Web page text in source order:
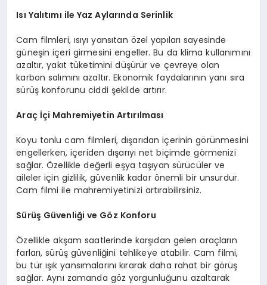
Isı Yalıtımı ile Yaz Aylarında Serinlik
Cam filmleri, ısıyı yansıtan özel yapıları sayesinde
güneşin içeri girmesini engeller. Bu da klima kullanımını
azaltır, yakıt tüketimini düşürür ve çevreye olan
karbon salımını azaltır. Ekonomik faydalarının yanı sıra
sürüş konforunu ciddi şekilde artırır.
Araç İçi Mahremiyetin Artırılması
Koyu tonlu cam filmleri, dışarıdan içerinin görünmesini
engellerken, içeriden dışarıyı net biçimde görmenizi
sağlar. Özellikle değerli eşya taşıyan sürücüler ve
aileler için gizlilik, güvenlik kadar önemli bir unsurdur.
Cam filmi ile mahremiyetinizi artırabilirsiniz.
Sürüş Güvenliği ve Göz Konforu
Özellikle akşam saatlerinde karşıdan gelen araçların
farları, sürüş güvenliğini tehlikeye atabilir. Cam filmi,
bu tür ışık yansımalarını kırarak daha rahat bir görüş
sağlar. Aynı zamanda göz yorgunluğunu azaltarak